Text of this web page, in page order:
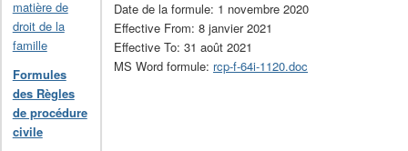
matière de
droit de la
famille
Formules
des Règles
de procédure
civile
Date de la formule: 1 novembre 2020
Effective From: 8 janvier 2021
Effective To: 31 août 2021
MS Word formule: rcp-f-64i-1120.doc